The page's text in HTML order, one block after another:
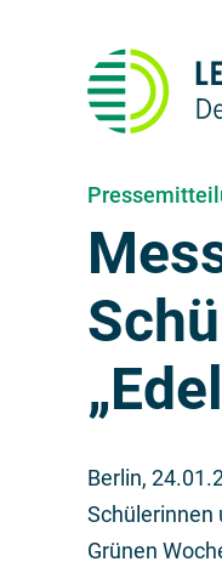
Berlin,
Schülerinnen
Grünen